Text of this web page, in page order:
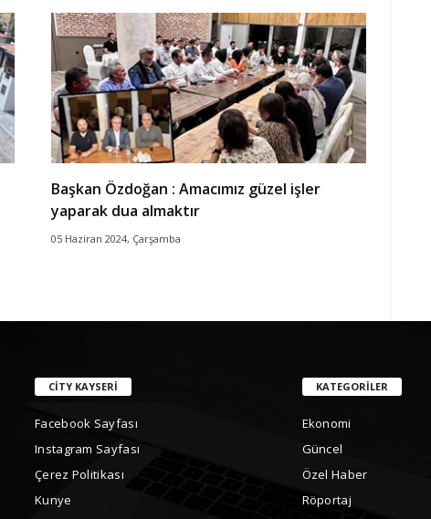
Başkan Özdoğan : Amacımız güzel işler
yaparak dua almaktır
05 Haziran 2024, Çarşamba
CITY KAYSERI
Facebook Sayfası
Instagram Sayfası
Çerez Politikası
Kunye
KATEGORILER
Ekonomi
Güncel
Özel Haber
Röportaj